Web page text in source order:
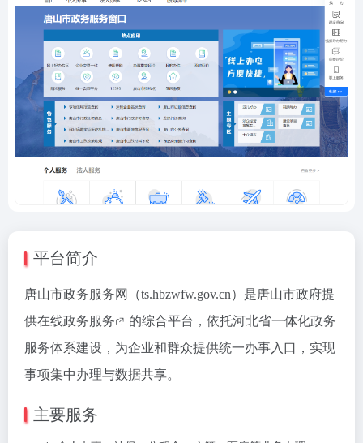
平台简介
唐山市政务服务网（ts.hbzwfw.gov.cn）是唐山市政府提
供在线政务服务
的综合平台，依托河北省一体化政务
服务体系建设，为企业和群众提供统一办事入口，实现
事项集中办理与数据共享。
主要服务